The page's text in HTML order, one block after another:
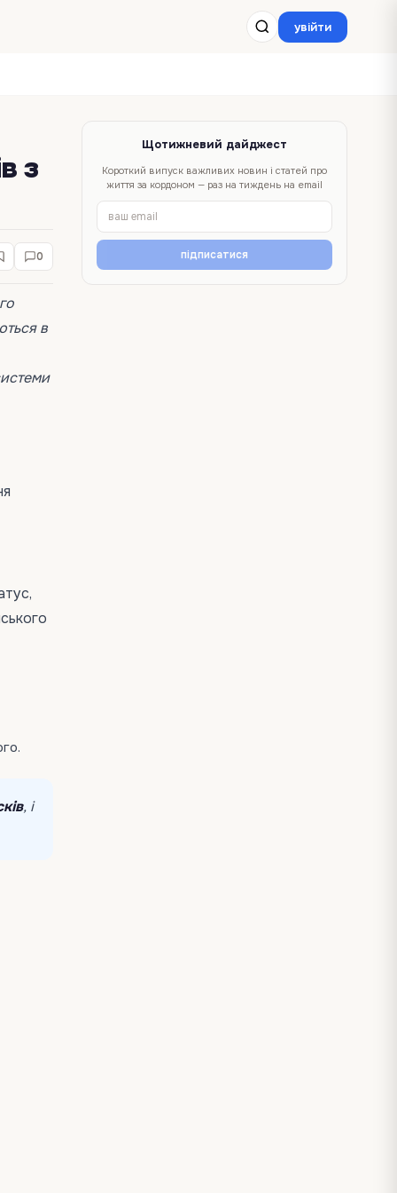
увійти
з
0
в
, і
Щотижневий дайджест
Короткий випуск важливих новин і статей про
життя за кордоном — раз на тиждень на email
підписатися